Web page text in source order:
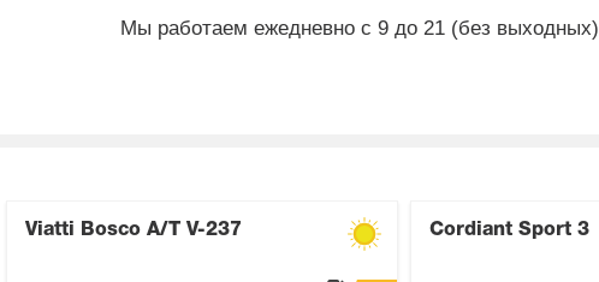
Мы работаем ежедневно с 9 до 21 (без выходных)
Viatti Bosco A/T V-237 Cordiant Sport 3